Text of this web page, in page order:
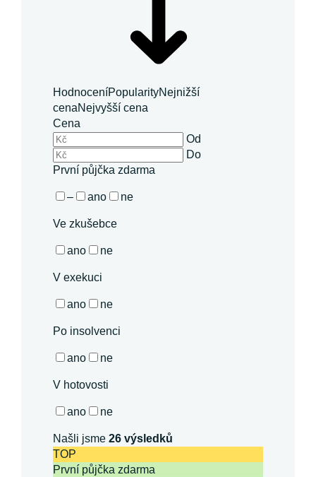
HodnoceníPopularityNejnižší
cenaNejvyšší cena
Cena
Od
Do
První půjčka zdarma
– ano ne
Ve zkušebce
ano ne
V exekuci
ano ne
Po insolvenci
ano ne
V hotovosti
ano ne
Našli jsme26 výsledků
TOP
První půjčka zdarma